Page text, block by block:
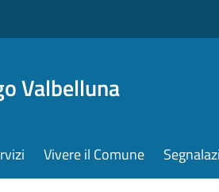
Valbelluna
Vivere il Comune